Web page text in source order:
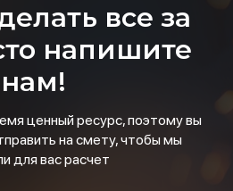
все за
напишите
нам!
ценный ресурс, поэтому вы
на смету, чтобы мы
для вас расчет